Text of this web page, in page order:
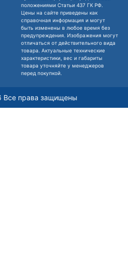
положениями Статьи 437 ГК РФ.
Цены на сайте приведены как
справочная информация и могут
быть изменены в любое время без
предупреждения. Изображения могут
отличаться от действительного вида
товара. Актуальные технические
характеристики, вес и габариты
товара уточняйте у менеджеров
перед покупкой.
Все права защищены